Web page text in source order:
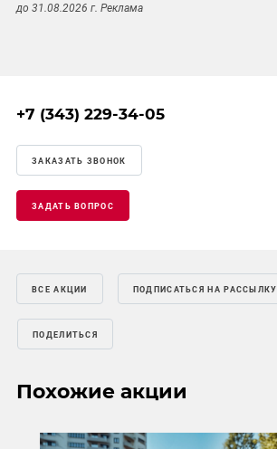
до 31.08.2026 г. Реклама
+7 (343) 229-34-05
ЗАКАЗАТЬ ЗВОНОК
ЗАДАТЬ ВОПРОС
ВСЕ АКЦИИ ПОДПИСАТЬСЯ НА РАССЫЛКУ
ПОДЕЛИТЬСЯ
Похожие акции